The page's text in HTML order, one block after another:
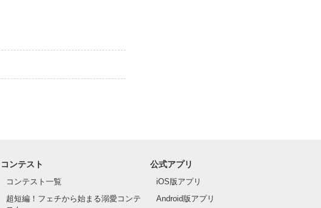
コンテスト
コンテスト一覧
超短編！フェチから始まる溺愛コンテ
公式アプリ
iOS版アプリ
Android版アプリ